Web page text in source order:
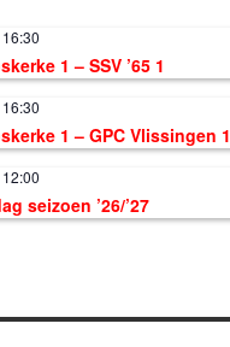
16:30
1 – SSV ’65 1
16:30
1 – GPC Vlissingen 1
12:00
seizoen ’26/’27